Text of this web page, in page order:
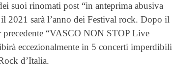
suoi rinomati post “in anteprima abusiva
2021 sarà l’anno dei Festival rock. Dopo il
precedente “VASCO NON STOP Live
eccezionalmente in 5 concerti imperdibili
d’Italia.